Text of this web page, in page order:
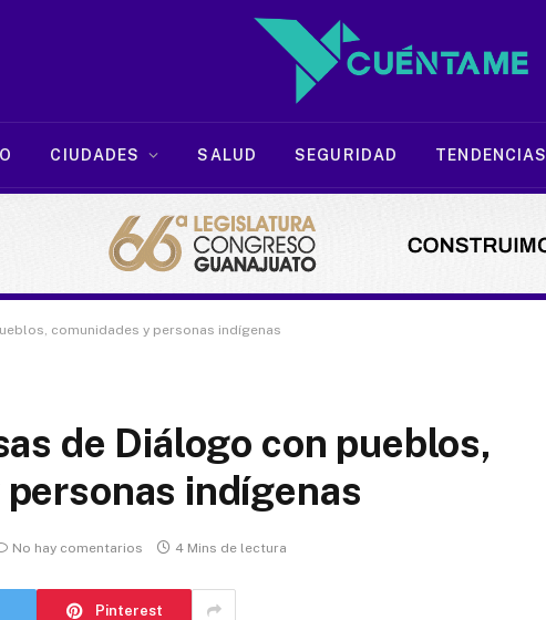
CIUDADES SALUD SEGURIDAD TENDENCIAS
comunidades y personas indígenas
de Diálogo con pueblos,
indígenas
No hay comentarios 4 Mins de lectura
Pinterest